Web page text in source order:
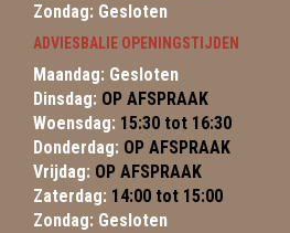
Zondag: Gesloten
ADVIESBALIE OPENINGSTIJDEN
Maandag: Gesloten
Dinsdag: OP AFSPRAAK
Woensdag: 15:30 tot 16:30
Donderdag: OP AFSPRAAK
Vrijdag: OP AFSPRAAK
Zaterdag: 14:00 tot 15:00
Zondag: Gesloten